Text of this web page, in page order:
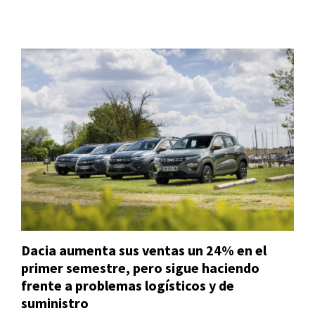
Dacia aumenta sus ventas un 24% en el
primer semestre, pero sigue haciendo
frente a problemas logísticos y de
suministro